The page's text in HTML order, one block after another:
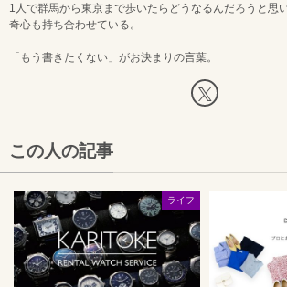
1人で群馬から東京まで歩いたらどうなるんだろうと思
奇心も持ち合わせている。
「もう書きたくない」がお決まりの言葉。
この人の記事
ライフ